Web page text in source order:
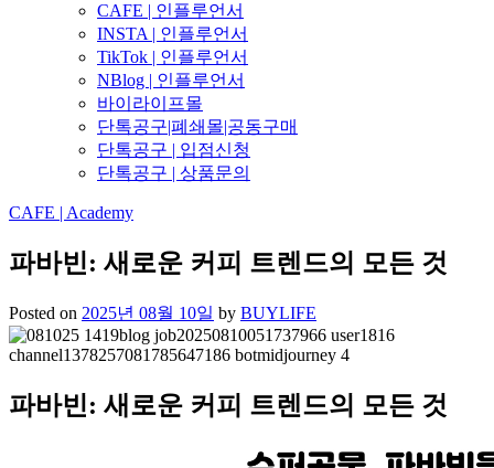
CAFE | 인플루언서
INSTA | 인플루언서
TikTok | 인플루언서
NBlog | 인플루언서
바이라이프몰
단톡공구|폐쇄몰|공동구매
단톡공구 | 입점신청
단톡공구 | 상품문의
CAFE | Academy
파바빈: 새로운 커피 트렌드의 모든 것
Posted on 2025년 08월 10일 by BUYLIFE
파바빈: 새로운 커피 트렌드의 모든 것